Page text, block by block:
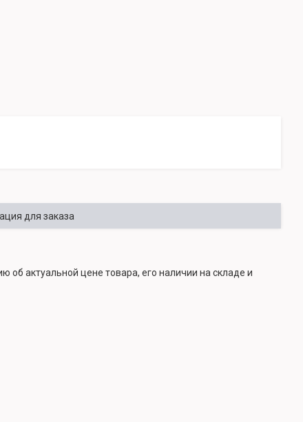
для заказа
актуальной цене товара, его наличии на складе и